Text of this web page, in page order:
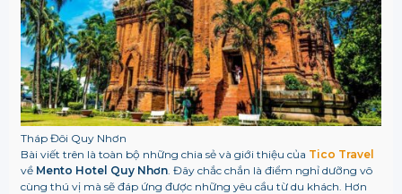
Tháp Đôi Quy Nhơn
Bài viết trên là toàn bộ những chia sẻ và giới thiệu của Tico Travel
về Mento Hotel Quy Nhơn. Đây chắc chắn là điểm nghỉ dưỡng vô
cùng thú vị mà sẽ đáp ứng được những yêu cầu từ du khách. Hơn